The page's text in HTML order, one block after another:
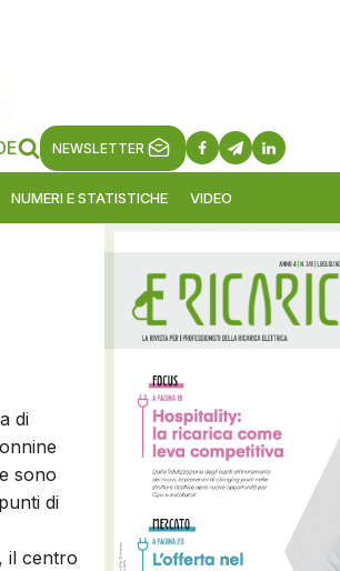
NEWSLETTER
NUMERI E STATISTICHE VIDEO
di
sono
di
il centro